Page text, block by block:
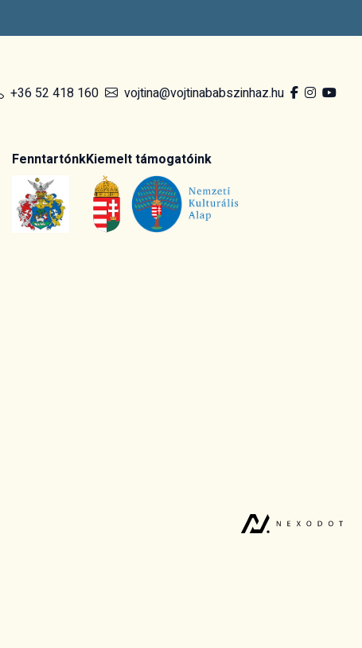
+36 52 418 160 vojtina@vojtinababszinhaz.hu
FenntartónkKiemelt támogatóink